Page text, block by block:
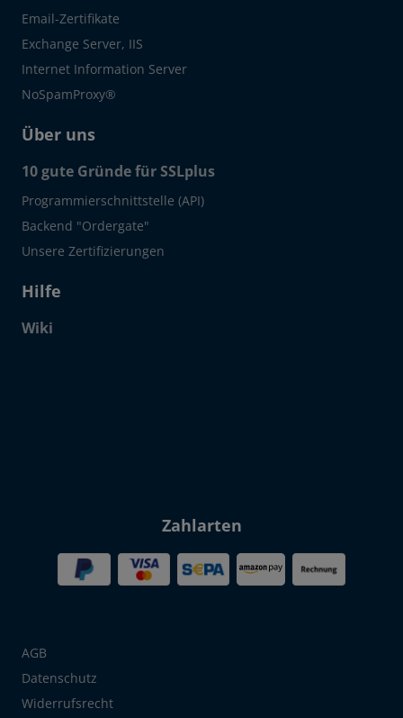
Email-Zertifikate
Exchange Server, IIS
Internet Information Server
NoSpamProxy®
Über uns
10 gute Gründe für SSLplus
Programmierschnittstelle (API)
Backend "Ordergate"
Unsere Zertifizierungen
Hilfe
Wiki
Zahlarten
AGB
Datenschutz
Widerrufsrecht